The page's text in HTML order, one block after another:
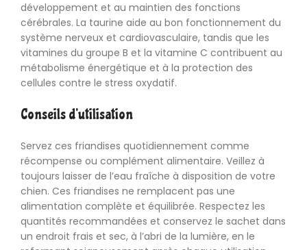
développement et au maintien des fonctions
cérébrales. La taurine aide au bon fonctionnement du
système nerveux et cardiovasculaire, tandis que les
vitamines du groupe B et la vitamine C contribuent au
métabolisme énergétique et à la protection des
cellules contre le stress oxydatif.
Conseils d’utilisation
Servez ces friandises quotidiennement comme
récompense ou complément alimentaire. Veillez à
toujours laisser de l’eau fraîche à disposition de votre
chien. Ces friandises ne remplacent pas une
alimentation complète et équilibrée. Respectez les
quantités recommandées et conservez le sachet dans
un endroit frais et sec, à l’abri de la lumière, en le